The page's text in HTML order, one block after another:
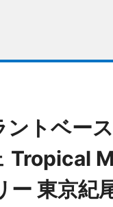
トベー
Tropical
ー 東京紀